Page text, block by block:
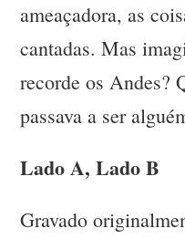
ameaçadora, as
cantadas. Mas
recorde os Andes?
passava a ser
Lado A, Lado B
Gravado